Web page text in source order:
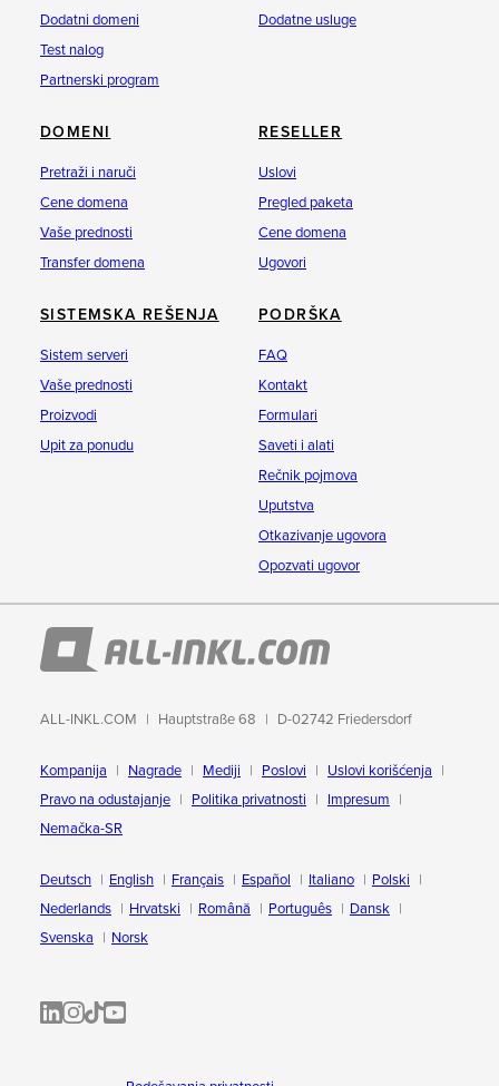
Dodatni domeni
Test nalog
Partnerski program
Dodatne usluge
DOMENI
Pretraži i naruči
Cene domena
Vaše prednosti
Transfer domena
RESELLER
Uslovi
Pregled paketa
Cene domena
Ugovori
SISTEMSKA REŠENJA
Sistem serveri
Vaše prednosti
Proizvodi
Upit za ponudu
PODRŠKA
FAQ
Kontakt
Formulari
Saveti i alati
Rečnik pojmova
Uputstva
Otkazivanje ugovora
Opozvati ugovor
ALL-INKL.COM Hauptstraße 68 D-02742 Friedersdorf
Kompanija Nagrade Mediji Poslovi
Uslovi korišćenja
Pravo na odustajanje
Politika privatnosti
Impresum
Nemačka-SR
Deutsch English Français Español Italiano
Polski
Nederlands
Hrvatski Română Português
Dansk
Svenska
Norsk
ALL-INKL.COM | LinkedIn
ALL-INKL.COM • Instagram photos and videos
ALL-INKL.COM | TikTok
ALLINKL.COM - YouTube